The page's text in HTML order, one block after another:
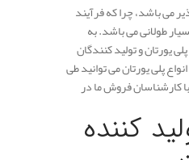
می باشد، چرا که فرآیند
طولانی می باشد. به
یورتان و تولید کنندگان
پلی یورتان می توانید طی
کارشناسان فروش ما در
کننده